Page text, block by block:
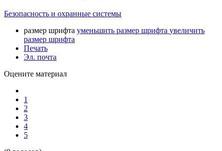
Безопасность и охранные системы
размер шрифта уменьшить размер шрифта увеличить
размер шрифта
Печать
Эл. почта
Оцените материал
1
2
3
4
5